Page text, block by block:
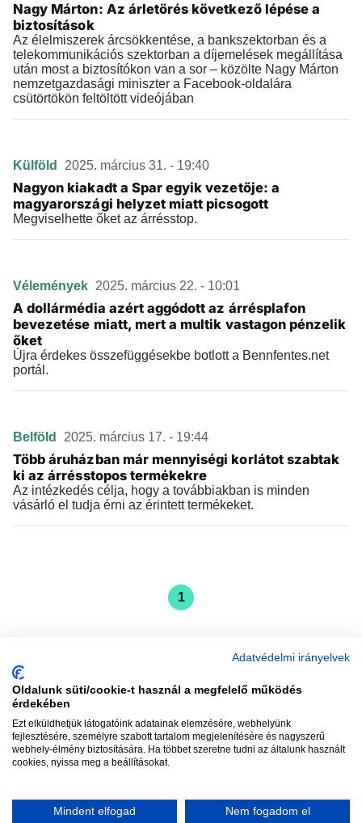
Nagy Márton: Az árletörés következő lépése a
biztosítások
Az élelmiszerek árcsökkentése, a bankszektorban és a
telekommunikációs szektorban a díjemelések megállítása
után most a biztosítókon van a sor – közölte Nagy Márton
nemzetgazdasági miniszter a Facebook-oldalára
csütörtökön feltöltött videójában
Külföld 2025. március 31. - 19:40
Nagyon kiakadt a Spar egyik vezetője: a
magyarországi helyzet miatt picsogott
Megviselhette őket az árrésstop.
Vélemények 2025. március 22. - 10:01
A dollármédia azért aggódott az árrésplafon
bevezetése miatt, mert a multik vastagon pénzelik
őket
Újra érdekes összefüggésekbe botlott a Bennfentes.net
portál.
Belföld 2025. március 17. - 19:44
Több áruházban már mennyiségi korlátot szabtak
ki az árrésstopos termékekre
Az intézkedés célja, hogy a továbbiakban is minden
vásárló el tudja érni az érintett termékeket.
1
Szerkesztőség:szerk@vadhajtasok.hu
Modi:moderator@vadhajtasok.hu
AdatvédelemImpresszumSzerzői jogok
Adatvédelmi irányelvek
Oldalunk süti/cookie-t használ a megfelelő működés
érdekében
Ezt elküldhetjük látogatóink adatainak elemzésére, webhelyünk
fejlesztésére, személyre szabott tartalom megjelenítésére és nagyszerű
webhely-élmény biztosítására. Ha többet szeretne tudni az általunk használt
cookies, nyissa meg a beállításokat.
Mindent elfogad Nem fogadom el